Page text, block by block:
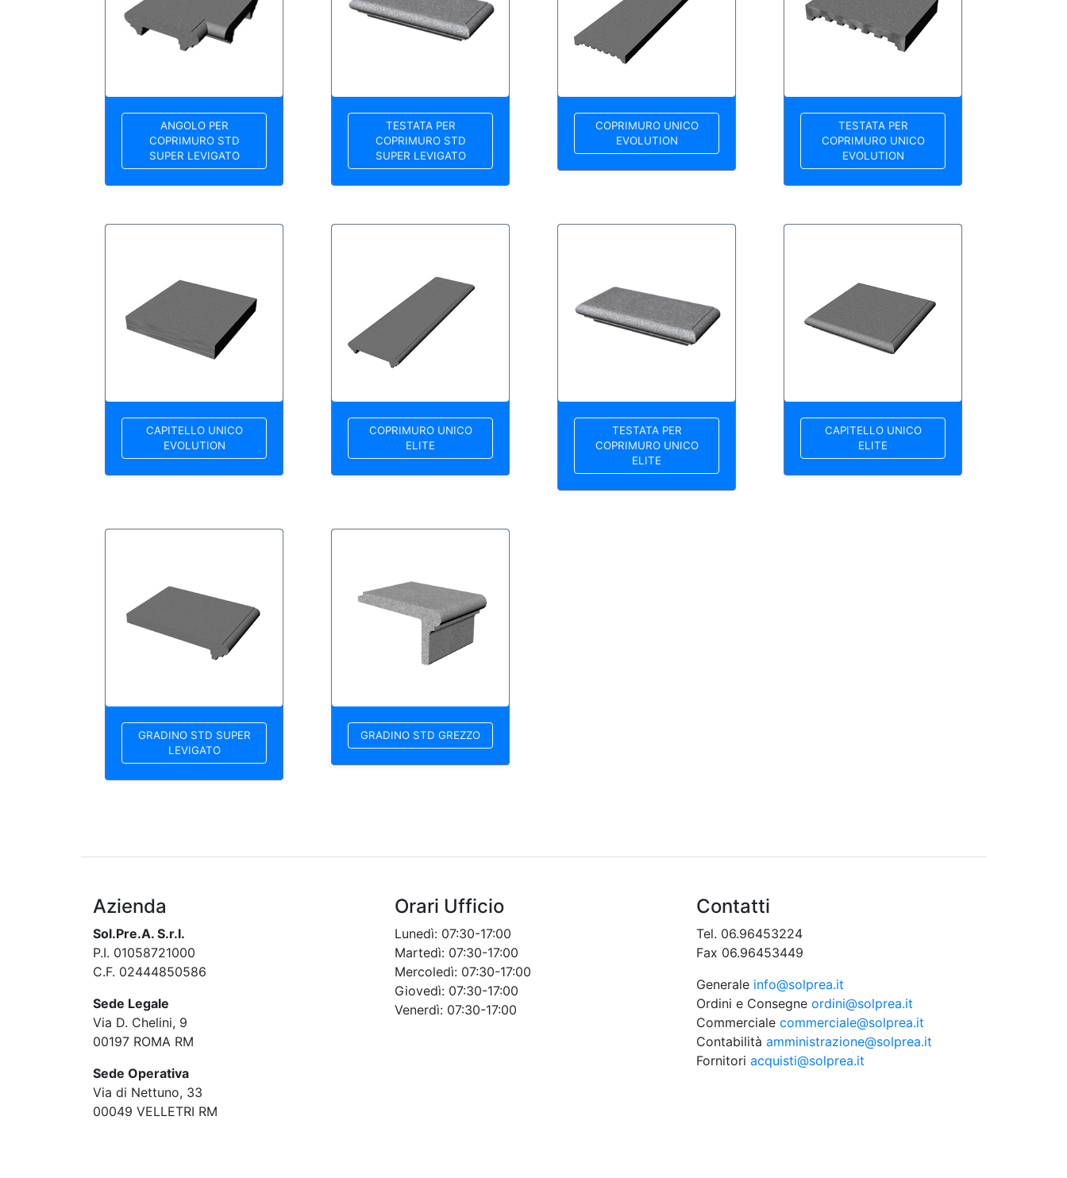
ANGOLO PER
COPRIMURO STD
SUPER LEVIGATO
TESTATA PER
COPRIMURO STD
SUPER LEVIGATO
COPRIMURO UNICO
EVOLUTION
TESTATA PER
COPRIMURO UNICO
EVOLUTION
CAPITELLO UNICO
EVOLUTION
COPRIMURO UNICO
ELITE
TESTATA PER
COPRIMURO UNICO
ELITE
CAPITELLO UNICO
ELITE
GRADINO STD SUPER
LEVIGATO
GRADINO STD GREZZO
Azienda
Sol.Pre.A. S.r.l.
P.I. 01058721000
C.F. 02444850586
Sede Legale
Via D. Chelini, 9
00197 ROMA RM
Sede Operativa
Via di Nettuno, 33
00049 VELLETRI RM
Orari Ufficio
Lunedì: 07:30-17:00
Martedì: 07:30-17:00
Mercoledì: 07:30-17:00
Giovedì: 07:30-17:00
Venerdì: 07:30-17:00
Contatti
Tel. 06.96453224
Fax 06.96453449
Generale info@solprea.it
Ordini e Consegne ordini@solprea.it
Commerciale commerciale@solprea.it
Contabilità amministrazione@solprea.it
Fornitori acquisti@solprea.it